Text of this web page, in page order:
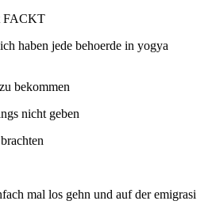
FACKT
haben jede behoerde in yogya
bekommen
nicht geben
mal los gehn und auf der emigrasi